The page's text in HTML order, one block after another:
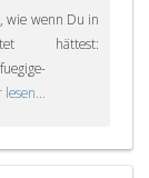
wie wenn Du in
hättest: